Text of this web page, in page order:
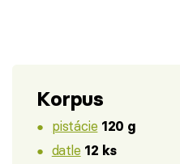
Korpus
pistácie 120 g
datle 12 ks